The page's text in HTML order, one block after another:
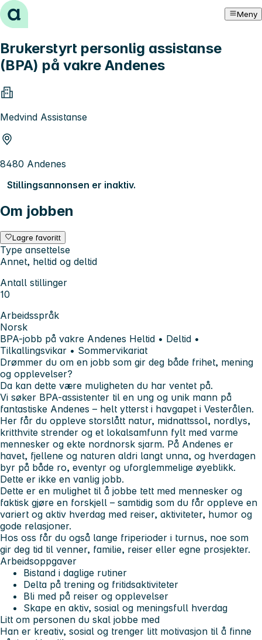
Hopp til innhold Meny
Brukerstyrt personlig assistanse
(BPA) på vakre Andenes
Medvind Assistanse
8480 Andenes
Stillingsannonsen er inaktiv.
Om jobben
Lagre favoritt
Type ansettelse
Annet, heltid og deltid
Antall stillinger
10
Arbeidsspråk
Norsk
BPA-jobb på vakre Andenes Heltid • Deltid •
Tilkallingsvikar • Sommervikariat
Drømmer du om en jobb som gir deg både frihet, mening
og opplevelser?
Da kan dette være muligheten du har ventet på.
Vi søker BPA-assistenter til en ung og unik mann på
fantastiske Andenes – helt ytterst i havgapet i Vesterålen.
Her får du oppleve storslått natur, midnattssol, nordlys,
kritthvite strender og et lokalsamfunn fylt med varme
mennesker og ekte nordnorsk sjarm. På Andenes er
havet, fjellene og naturen aldri langt unna, og hverdagen
byr på både ro, eventyr og uforglemmelige øyeblikk.
Dette er ikke en vanlig jobb.
Dette er en mulighet til å jobbe tett med mennesker og
faktisk gjøre en forskjell – samtidig som du får oppleve en
variert og aktiv hverdag med reiser, aktiviteter, humor og
gode relasjoner.
Hos oss får du også lange friperioder i turnus, noe som
gir deg tid til venner, familie, reiser eller egne prosjekter.
Arbeidsoppgaver
Bistand i daglige rutiner
Delta på trening og fritidsaktiviteter
Bli med på reiser og opplevelser
Skape en aktiv, sosial og meningsfull hverdag
Litt om personen du skal jobbe med
Han er kreativ, sosial og trenger litt motivasjon til å finne